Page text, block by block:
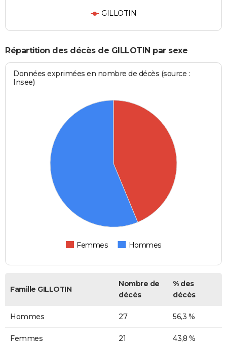
GILLOTIN
Répartition des décès de GILLOTIN par sexe
Données exprimées en nombre de décès (source :
Insee)
Femmes Hommes
Famille GILLOTIN
Nombre de
décès
% des
décès
Hommes 27 56,3 %
Femmes 21 43,8 %